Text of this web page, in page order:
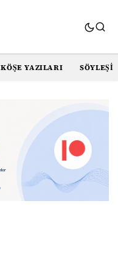
KÖŞE YAZILARI SÖYLEŞI